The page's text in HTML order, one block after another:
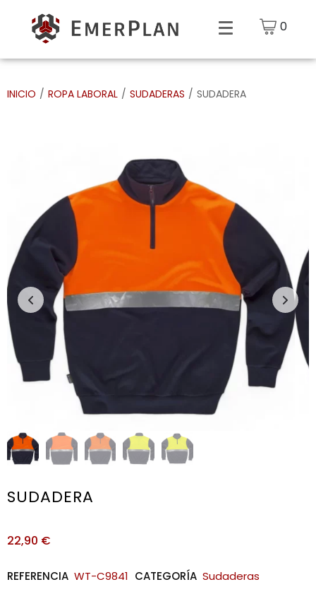
0
INICIO / ROPA LABORAL / SUDADERAS / SUDADERA
SUDADERA
22,90 €
REFERENCIA WT-C9841 CATEGORÍA Sudaderas